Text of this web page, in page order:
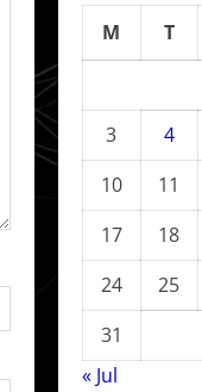
M T
3
4
10
11
17
18
24
25
31
« Jul